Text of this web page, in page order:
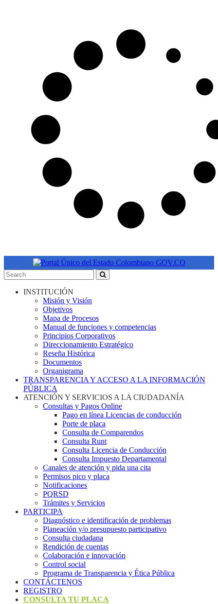
INSTITUCIÓN
Misión y Visión
Objetivos
Mapa de Procesos
Manual de funciones y competencias
Principios Corporativos
Direccionamiento Estratégico
Reseña Histórica
Documentos
Organigrama
TRANSPARENCIA Y ACCESO A LA INFORMACIÓN
PÚBLICA
ATENCIÓN Y SERVICIOS A LA CIUDADANÍA
Consultas y Pagos Online
Pago en línea Licencias de conducción
Porte de placa
Consulta de Comparendos
Consulta Runt
Consulta Licencia de Conducción
Consulta Impuesto Departamental
Canales de atención y pida una cita
Permisos pico y placa
Notificaciones
PQRSD
Trámites y Servicios
PARTICIPA
Diagnóstico e identificación de problemas
Planeación y/o presupuesto participativo​
Consulta ciudadana
Rendición de cuentas
Colaboración e innovación
Control social
Programa de Transparencia y Ética Pública
CONTÁCTENOS
REGISTRO
CONSULTA TU PLACA